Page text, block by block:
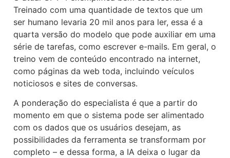
Treinado com uma quantidade de textos que um
ser humano levaria 20 mil anos para ler, essa é a
quarta versão do modelo que pode auxiliar em uma
série de tarefas, como escrever e-mails. Em geral, o
treino vem de conteúdo encontrado na internet,
como páginas da web toda, incluindo veículos
noticiosos e sites de conversas.
A ponderação do especialista é que a partir do
momento em que o sistema pode ser alimentado
com os dados que os usuários desejam, as
possibilidades da ferramenta se transformam por
completo – e dessa forma, a IA deixa o lugar da